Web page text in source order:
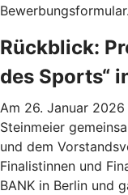
Bewerbungsformular.
Rückblick:
des Sports“
Am 26. Januar
Steinmeier
und dem
Finalistinnen und
BANK in Berlin und